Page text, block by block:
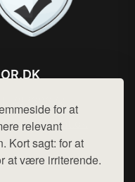
for at
relevant
Kort sagt: for at
at være irriterende.
hej@want.dk
og privatlivspolitik